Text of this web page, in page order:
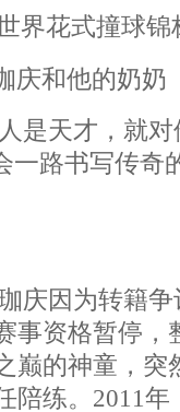
界花式撞球锦
庆和他的奶奶
是天才，就
一路书写传奇
庆因为转籍
事资格暂停，
巅的神童，突
陪练。2011